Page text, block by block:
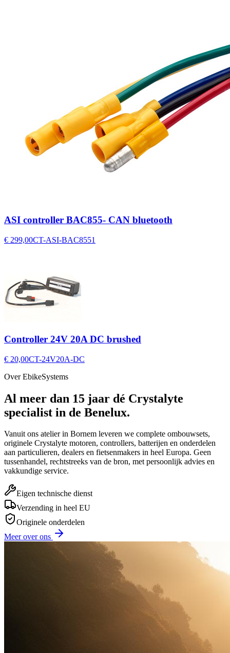
ASI controller BAC855- CAN bluetooth
€ 299,00CT-ASI-BAC8551
Controller 24V 20A DC brushed
€ 20,00CT-24V20A-DC
Over EbikeSystems
Al meer dan 15 jaar dé Crystalyte
specialist in de Benelux.
Vanuit ons atelier in Bornem leveren we complete ombouwsets,
originele Crystalyte motoren, controllers, batterijen en onderdelen
aan particulieren, dealers en fietsenmakers in heel Europa. Geen
tussenhandel, rechtstreeks van de bron, met persoonlijk advies en
vakkundige service.
Eigen technische dienst
Verzending in heel EU
Originele onderdelen
Meer over ons